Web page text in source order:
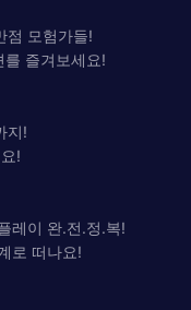
점 모험가들!
즐겨보세요!
지!
!
레이 완.전.정.복!
로 떠나요!